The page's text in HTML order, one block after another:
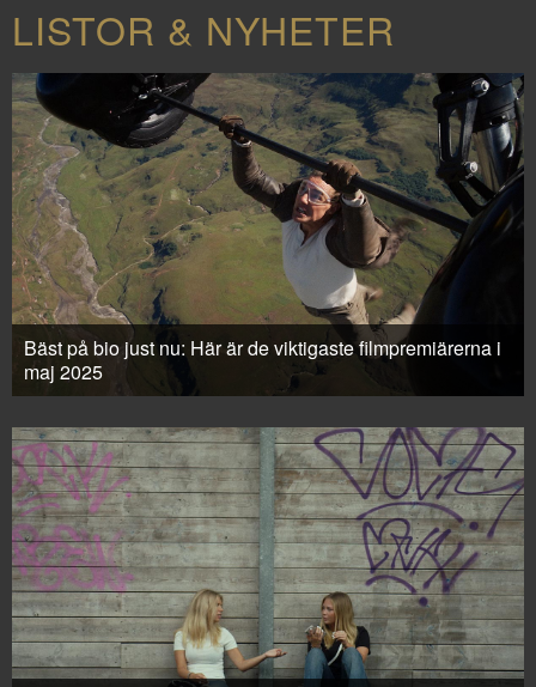
LISTOR & NYHETER
Bäst på bio just nu: Här är de viktigaste filmpremiärerna i
maj 2025